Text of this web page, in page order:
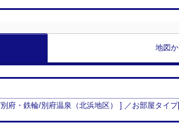
地図
別府・鉄輪/別府温泉（北浜地区）
] ／お部屋タイ